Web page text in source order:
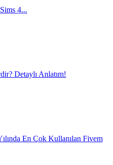
4...
Detaylı Anlatım!
En Çok Kullanılan Fivem